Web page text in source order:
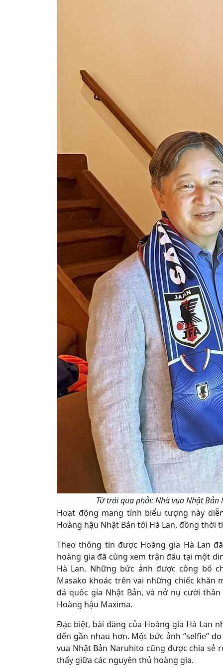
Từ trái qua phải: Nhà vua Nhật
Hoạt động mang tính biểu tượng này
Hoàng hậu Nhật Bản tới Hà Lan, đồng
Theo thông tin được Hoàng gia Hà Lan
hoàng gia đã cùng xem trận đấu tại một
Hà Lan. Những bức ảnh được công bố
Masako khoác trên vai những chiếc khăn
đá quốc gia Nhật Bản, và nở nụ cười
Hoàng hậu Maxima.
Đặc biệt, bài đăng của Hoàng gia Hà Lan
đến gần nhau hơn. Một bức ảnh “selfie”
vua Nhật Bản Naruhito cũng được chia sẻ
thấy giữa các nguyên thủ hoàng gia.